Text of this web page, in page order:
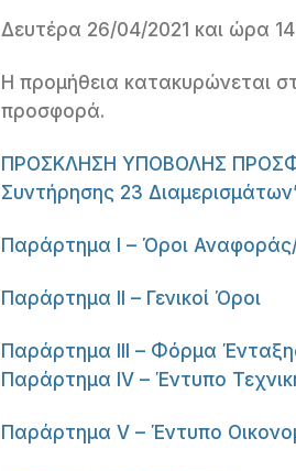
Δευτέρα 26/04/2021 και ώρα
Η προμήθεια κατακυρώνεται
προσφορά.
ΠΡΟΣΚΛΗΣΗ ΥΠΟΒΟΛΗΣ
Συντήρησης 23
Παράρτημα I – Όροι
Παράρτημα II – Γενικοί Όροι
Παράρτημα III – Φόρμα
Παράρτημα IV – Έντυπο
Παράρτημα V – Έντυπο